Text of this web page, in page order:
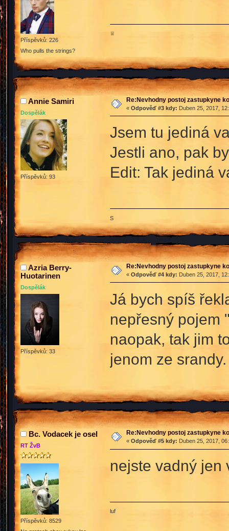
Příspěvků: 226
Who pulls the strings?
♕
Annie Samiri
Dospělák
Příspěvků: 93
Re:Nevhodny postoj zastupkyne
« Odpověď #3 kdy: Duben 25, 2017,
Jsem tu jediná
Jestli ano, pak
Edit: Tak jediná
S
Azria Berry-
Huotarinen
Dospělák
Příspěvků: 33
Re:Nevhodny postoj zastupkyne
« Odpověď #4 kdy: Duben 25, 2017,
Já bych spíš
nepřesný pojem
naopak, tak jim
jenom ze
Bc. Vodacek je osel
RT ŽvB
Příspěvků: 8529
Re:Nevhodny postoj zastupkyne
« Odpověď #5 kdy: Duben 25, 2017,
nejste vadný jen
luf